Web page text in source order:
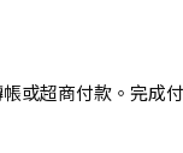
或超商付款。完成